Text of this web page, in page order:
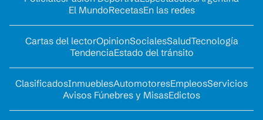
El MundoRecetasEn las redes
Cartas del lectorOpinionSocialesSaludTecnología
TendenciaEstado del tránsito
ClasificadosInmueblesAutomotoresEmpleosServicios
Avisos Fúnebres y MisasEdictos